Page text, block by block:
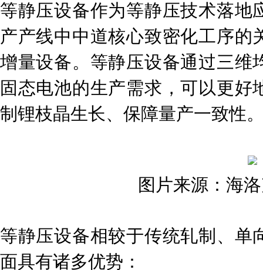
等静压设备作为等静压技术落地
产产线中中道核心致密化工序的
增量设备。等静压设备通过三维
固态电池的生产需求，可以更
制锂枝晶生长、保障量产一致性
图片来源：海
等静压设备相较于传统轧制、单
面具有诸多优势：